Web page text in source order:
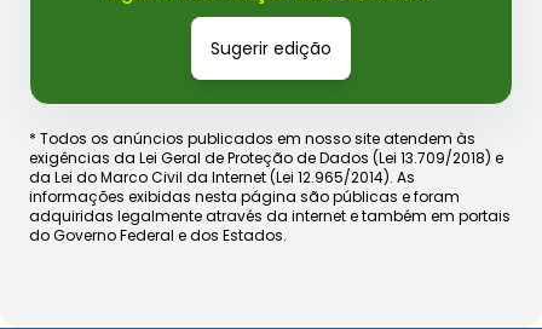
Sugerir edição
* Todos os anúncios publicados em nosso site atendem às
exigências da Lei Geral de Proteção de Dados (Lei 13.709/2018) e
da Lei do Marco Civil da Internet (Lei 12.965/2014). As
informações exibidas nesta página são públicas e foram
adquiridas legalmente através da internet e também em portais
do Governo Federal e dos Estados.